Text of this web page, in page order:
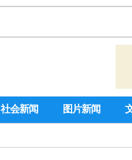
社会新闻 图片新闻